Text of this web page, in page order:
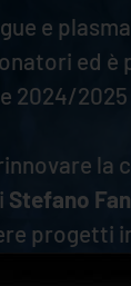
e
ed
2024/2025
Stefano